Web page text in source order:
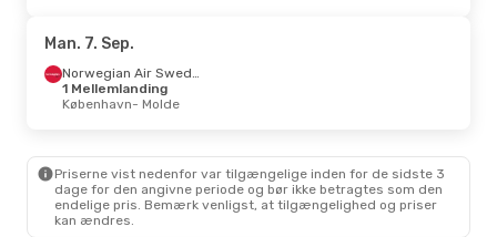
København
Norwegian Air Shuttle
2 Mellemlandinger
Molde- København
1 Mellemlanding
København - Molde
Norwegian Air Shuttle 1 Mellemlanding
Molde- København
Man. 7. Sep.
Norwegian Air Sweden
1 Mellemlanding
København- Molde
Priserne vist nedenfor var tilgængelige inden for de sidste 3
dage for den angivne periode og bør ikke betragtes som den
endelige pris. Bemærk venligst, at tilgængelighed og priser
kan ændres.